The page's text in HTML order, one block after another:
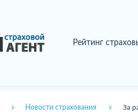
Рейтинг
Новости страхования За